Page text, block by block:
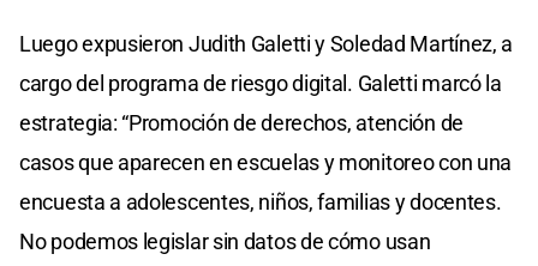
Luego expusieron Judith Galetti y Soledad Martínez, a
cargo del programa de riesgo digital. Galetti marcó la
estrategia: “Promoción de derechos, atención de
casos que aparecen en escuelas y monitoreo con una
encuesta a adolescentes, niños, familias y docentes.
No podemos legislar sin datos de cómo usan